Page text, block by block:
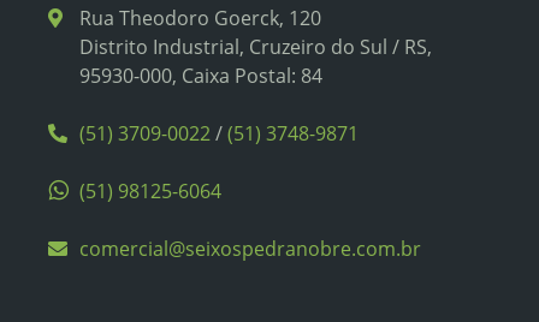
Rua Theodoro Goerck, 120
Distrito Industrial, Cruzeiro do Sul / RS,
95930-000, Caixa Postal: 84
(51) 3709-0022/(51) 3748-9871
(51) 98125-6064
comercial@seixospedranobre.com.br